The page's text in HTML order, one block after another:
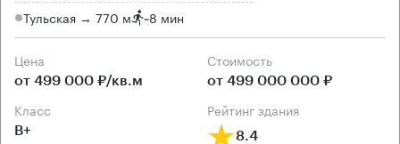
Тульская → 770 м ~8 мин
Цена
от 499 000 ₽/кв.м
Cтоимость
от 499 000 000 ₽
класс
B+
рейтинг здания
8.4